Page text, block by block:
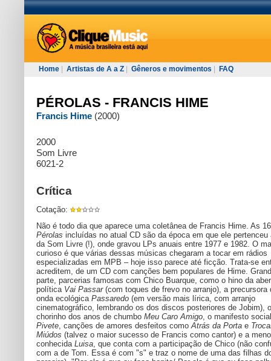
Home Artistas de A a Z Gêneros e movimentos FAQ
PÉROLAS - FRANCIS HIME
Francis Hime (2000)
2000
Som Livre
6021-2
Crítica
Cotação:
Não é todo dia que aparece uma coletânea de Francis Hime. As 16
Pérolas incluídas no atual CD são da época em que ele
da Som Livre (!), onde gravou LPs anuais entre 1977 e 1982. O
curioso é que várias dessas músicas chegaram a tocar em rádios
especializadas em MPB – hoje isso parece até ficção. Trata-se
acreditem, de um CD com canções bem populares de Hime.
parte, parcerias famosas com Chico Buarque, como o hino da
política Vai Passar(com toques de frevo no arranjo), a precursora
onda ecológica Passaredo (em versão mais lírica, com arranjo
cinematográfico, lembrando os dos discos posteriores de Jobim), o
chorinho dos anos de chumbo Meu Caro Amigo, o manifesto social
Pivete, canções de amores desfeitos comoAtrás da Porta e
Miúdos (talvez o maior sucesso de Francis como cantor) e a
conhecida Luisa, que conta com a participação de Chico (não
com a de Tom. Essa é com "s" e traz o nome de uma das filhas